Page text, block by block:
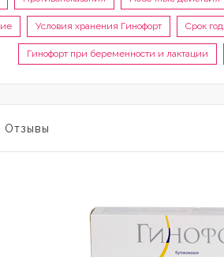
Условия хранения Гинофорт Срок
Гинофорт при беременности и лактации
Отзывы